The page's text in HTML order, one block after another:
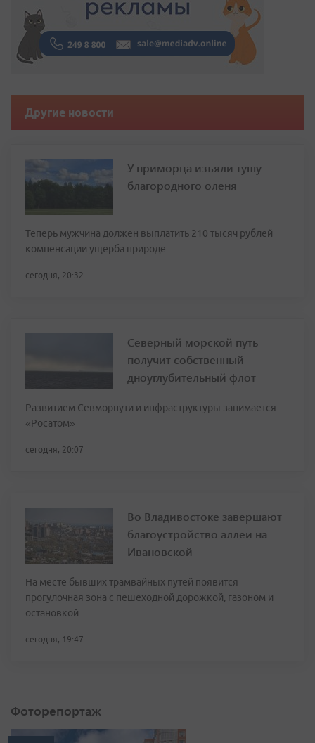
Другие новости
У приморца изъяли тушу
благородного оленя
Теперь мужчина должен выплатить 210 тысяч рублей
компенсации ущерба природе
сегодня, 20:32
Северный морской путь
получит собственный
дноуглубительный флот
Развитием Севморпути и инфраструктуры занимается
«Росатом»
сегодня, 20:07
Во Владивостоке завершают
благоустройство аллеи на
Ивановской
На месте бывших трамвайных путей появится
прогулочная зона с пешеходной дорожкой, газоном и
остановкой
сегодня, 19:47
Фоторепортаж